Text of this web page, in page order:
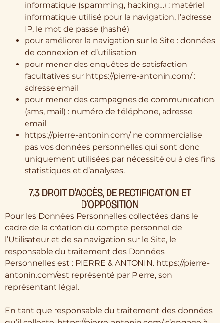
informatique (spamming, hacking…) : matériel
informatique utilisé pour la navigation, l’adresse
IP, le mot de passe (hashé)
pour améliorer la navigation sur le Site : données
de connexion et d’utilisation
pour mener des enquêtes de satisfaction
facultatives sur https://pierre-antonin.com/ :
adresse email
pour mener des campagnes de communication
(sms, mail) : numéro de téléphone, adresse
email
https://pierre-antonin.com/ ne commercialise
pas vos données personnelles qui sont donc
uniquement utilisées par nécessité ou à des fins
statistiques et d’analyses.
7.3 DROIT D’ACCÈS, DE RECTIFICATION ET
D’OPPOSITION
Pour les Données Personnelles collectées dans le
cadre de la création du compte personnel de
l’Utilisateur et de sa navigation sur le Site, le
responsable du traitement des Données
Personnelles est : PIERRE & ANTONIN. https://pierre-
antonin.com/est représenté par Pierre, son
représentant légal.
En tant que responsable du traitement des données